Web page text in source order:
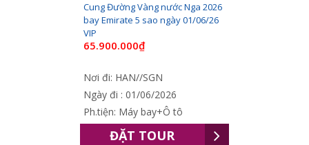
Cung Đường Vàng nước Nga 2026
bay Emirate 5 sao ngày 01/06/26
VIP
65.900.000₫
Nơi đi: HAN//SGN
Ngày đi : 01/06/2026
Ph.tiện: Máy bay+Ô tô
ĐẶT TOUR